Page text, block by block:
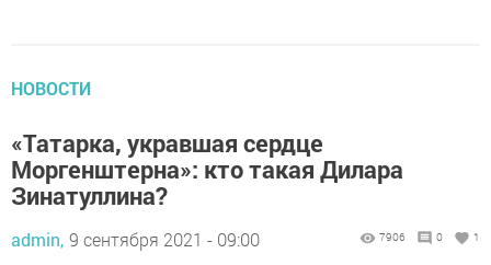
НОВОСТИ
«Татарка, укравшая сердце
Моргенштерна»: кто такая Дилара
Зинатуллина?
admin, 9 сентября 2021 - 09:00 7906 0 1